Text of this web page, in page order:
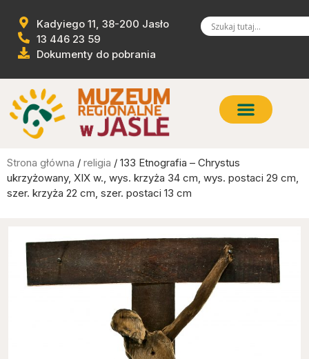
Kadyiego 11, 38-200 Jasło
13 446 23 59
Dokumenty do pobrania
Strona główna / religia / 133 Etnografia – Chrystus
ukrzyżowany, XIX w., wys. krzyża 34 cm, wys. postaci 29 cm,
szer. krzyża 22 cm, szer. postaci 13 cm